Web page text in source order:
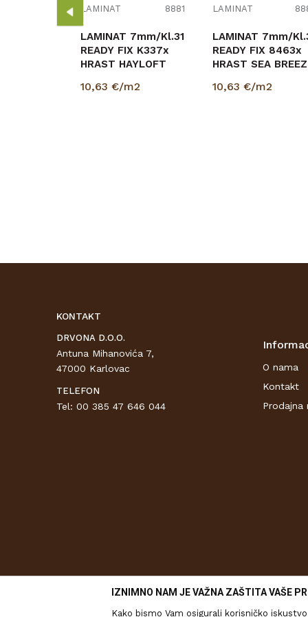
LAMINAT 8881
LAMINAT 7mm/Kl.31
READY FIX K337x
HRAST HAYLOFT
10,63 €/m2
LAMINAT
LAMINAT 7mm/Kl.31
READY FIX 8463x
HRAST SEA
10,63 €/m2
KONTAKT
DRVONA D.O.O.
Antuna Mihanovića 7,
47000 Karlovac
TELEFON
Tel: 00 385 47 646 044
O nama
Kontakt
Prodajna
IZNIMNO NAM JE VAŽNA ZAŠTITA VAŠE
Kako bismo Vam osigurali korisničko